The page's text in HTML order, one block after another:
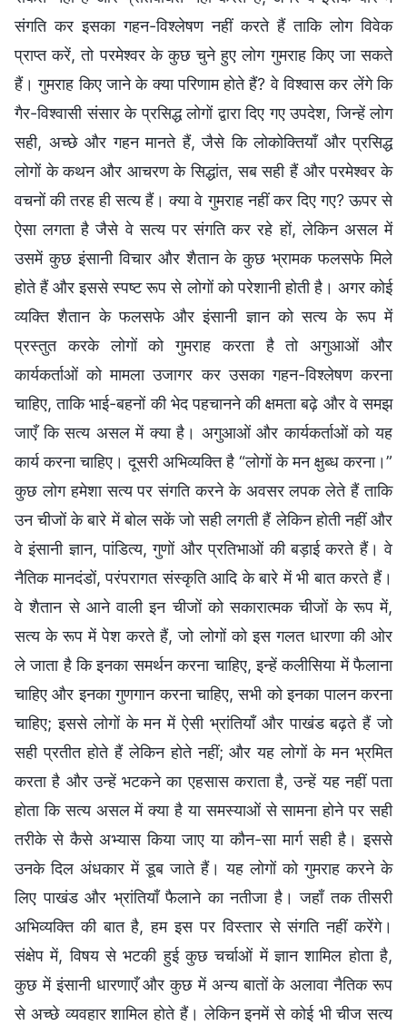
संगति कर इसका गहन-विश्लेषण नहीं करते हैं ताकि लोग विवेक
प्राप्त करें, तो परमेश्वर के कुछ चुने हुए लोग गुमराह किए जा सकते
हैं। गुमराह किए जाने के क्या परिणाम होते हैं? वे विश्वास कर लेंगे कि
गैर-विश्वासी संसार के प्रसिद्ध लोगों द्वारा दिए गए उपदेश, जिन्हें लोग
सही, अच्छे और गहन मानते हैं, जैसे कि लोकोक्तियाँ और प्रसिद्ध
लोगों के कथन और आचरण के सिद्धांत, सब सही हैं और परमेश्वर के
वचनों की तरह ही सत्य हैं। क्या वे गुमराह नहीं कर दिए गए? ऊपर से
ऐसा लगता है जैसे वे सत्य पर संगति कर रहे हों, लेकिन असल में
उसमें कुछ इंसानी विचार और शैतान के कुछ भ्रामक फलसफे मिले
होते हैं और इससे स्पष्ट रूप से लोगों को परेशानी होती है। अगर कोई
व्यक्ति शैतान के फलसफे और इंसानी ज्ञान को सत्य के रूप में
प्रस्तुत करके लोगों को गुमराह करता है तो अगुआओं और
कार्यकर्ताओं को मामला उजागर कर उसका गहन-विश्लेषण करना
चाहिए, ताकि भाई-बहनों की भेद पहचानने की क्षमता बढ़े और वे समझ
जाएँ कि सत्य असल में क्या है। अगुआओं और कार्यकर्ताओं को यह
कार्य करना चाहिए। दूसरी अभिव्यक्ति है “लोगों के मन क्षुब्ध करना।”
कुछ लोग हमेशा सत्य पर संगति करने के अवसर लपक लेते हैं ताकि
उन चीजों के बारे में बोल सकें जो सही लगती हैं लेकिन होती नहीं और
वे इंसानी ज्ञान, पांडित्य, गुणों और प्रतिभाओं की बड़ाई करते हैं। वे
नैतिक मानदंडों, परंपरागत संस्कृति आदि के बारे में भी बात करते हैं।
वे शैतान से आने वाली इन चीजों को सकारात्मक चीजों के रूप में,
सत्य के रूप में पेश करते हैं, जो लोगों को इस गलत धारणा की ओर
ले जाता है कि इनका समर्थन करना चाहिए, इन्हें कलीसिया में फैलाना
चाहिए और इनका गुणगान करना चाहिए, सभी को इनका पालन करना
चाहिए; इससे लोगों के मन में ऐसी भ्रांतियाँ और पाखंड बढ़ते हैं जो
सही प्रतीत होते हैं लेकिन होते नहीं; और यह लोगों के मन भ्रमित
करता है और उन्हें भटकने का एहसास कराता है, उन्हें यह नहीं पता
होता कि सत्य असल में क्या है या समस्याओं से सामना होने पर सही
तरीके से कैसे अभ्यास किया जाए या कौन-सा मार्ग सही है। इससे
उनके दिल अंधकार में डूब जाते हैं। यह लोगों को गुमराह करने के
लिए पाखंड और भ्रांतियाँ फैलाने का नतीजा है। जहाँ तक तीसरी
अभिव्यक्ति की बात है, हम इस पर विस्तार से संगति नहीं करेंगे।
संक्षेप में, विषय से भटकी हुई कुछ चर्चाओं में ज्ञान शामिल होता है,
कुछ में इंसानी धारणाएँ और कुछ में अन्य बातों के अलावा नैतिक रूप
से अच्छे व्यवहार शामिल होते हैं। लेकिन इनमें से कोई भी चीज सत्य